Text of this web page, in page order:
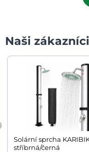
Naši
Solární sprcha
stříbrná/černá